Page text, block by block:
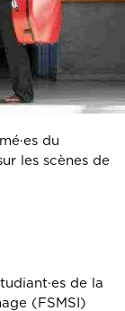
du
les scènes de
de la
(FSMSI)